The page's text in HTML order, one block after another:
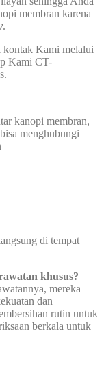
membran karena
.
kontak Kami melalui
Kami CT-
kanopi membran,
menghubungi
di tempat
khusus?
mereka
dan
rutin untuk
berkala untuk